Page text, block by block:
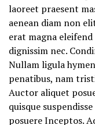
laoreet praesent
aenean diam non
erat magna
dignissim nec.
Nullam ligula
penatibus, nam
Auctor aliquet
quisque
posuere Inceptos.